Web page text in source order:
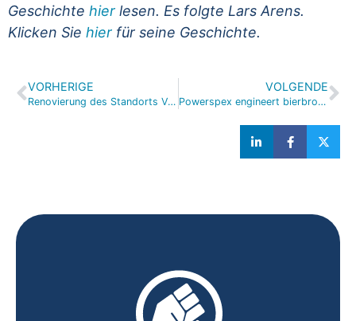
Geschichte hier lesen. Es folgte Lars Arens.
Klicken Sie hier für seine Geschichte.
VORHERIGE
Renovierung des Standorts Veenendaal: nachhaltigeres Gebäude, neue Arbeitsplätze
VOLGENDE
Powerspex engineert bierbrouwerij (en brouwt eigen bier)